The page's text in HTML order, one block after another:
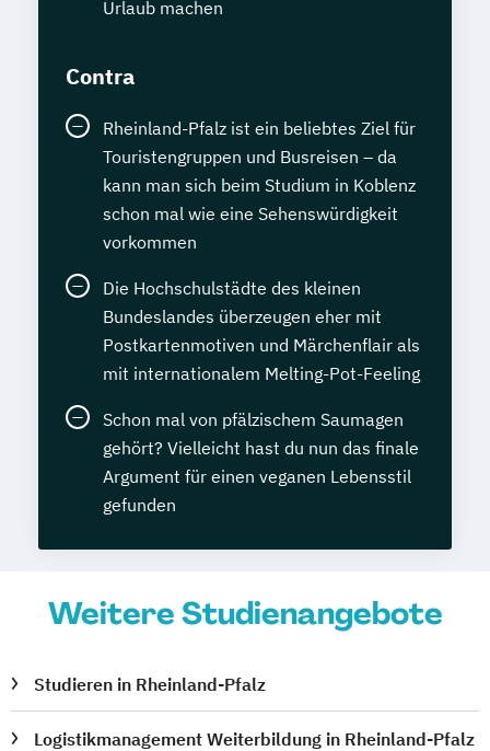
Urlaub machen
Contra
Rheinland-Pfalz ist ein beliebtes Ziel für
Touristengruppen und Busreisen – da
kann man sich beim Studium in Koblenz
schon mal wie eine Sehenswürdigkeit
vorkommen
Die Hochschulstädte des kleinen
Bundeslandes überzeugen eher mit
Postkartenmotiven und Märchenflair als
mit internationalem Melting-Pot-Feeling
Schon mal von pfälzischem Saumagen
gehört? Vielleicht hast du nun das finale
Argument für einen veganen Lebensstil
gefunden
Weitere Studienangebote
Studieren in Rheinland-Pfalz
Logistikmanagement Weiterbildung in Rheinland-Pfalz